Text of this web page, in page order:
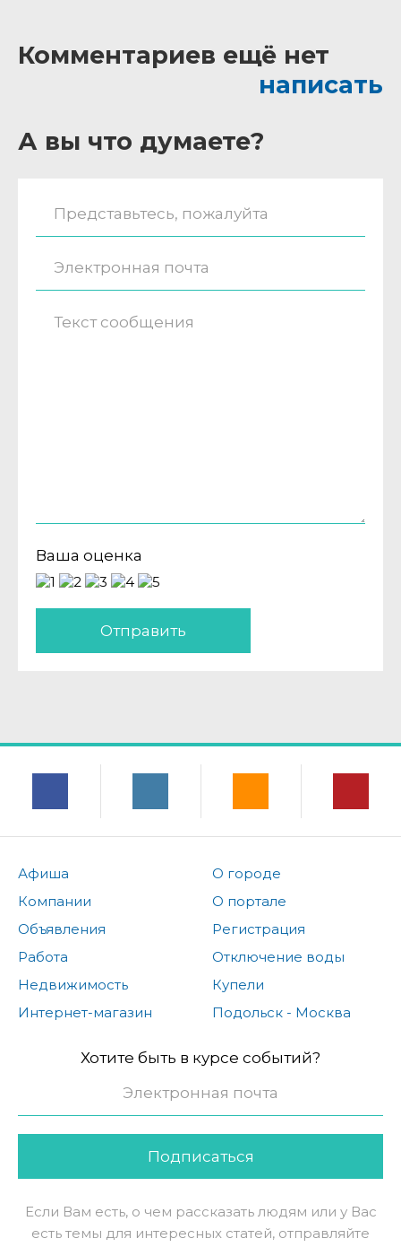
Комментариев ещё нет
написать
А вы что думаете?
Ваша оценка
Отправить
Афиша
Компании
Объявления
Работа
Недвижимость
Интернет-магазин
О городе
О портале
Регистрация
Отключение воды
Купели
Подольск - Москва
Хотите быть в курсе событий?
Подписаться
Если Вам есть, о чем рассказать людям или у Вас
есть темы для интересных статей, отправляйте